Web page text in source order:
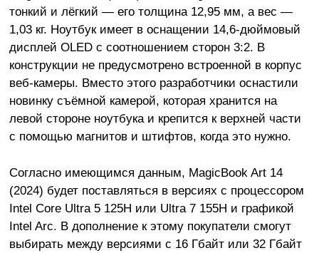
тонкий и лёгкий — его толщина 12,95 мм, а вес —
1,03 кг. Ноутбук имеет в оснащении 14,6-дюймовый
дисплей OLED с соотношением сторон 3:2. В
конструкции не предусмотрено встроенной в корпус
веб-камеры. Вместо этого разработчики оснастили
новинку съёмной камерой, которая хранится на
левой стороне ноутбука и крепится к верхней части
с помощью магнитов и штифтов, когда это нужно.
Согласно имеющимся данным, MagicBook Art 14
(2024) будет поставляться в версиях с процессором
Intel Core Ultra 5 125H или Ultra 7 155H и графикой
Intel Arc. В дополнение к этому покупатели смогут
выбирать между версиями с 16 Гбайт или 32 Гбайт